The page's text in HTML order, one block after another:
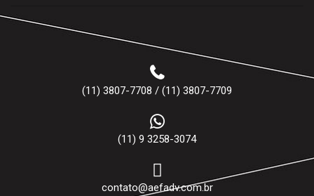
(11) 3807-7708 / (11) 3807-7709
(11) 9 3258-3074
contato@aefadv.com.br